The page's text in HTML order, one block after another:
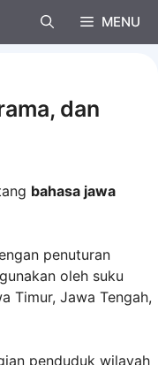
MENU
dan
bahasa jawa
penuturan
oleh suku
Timur, Jawa Tengah,
penduduk wilayah